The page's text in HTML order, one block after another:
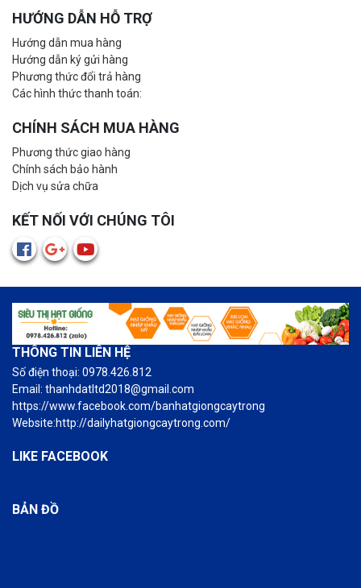
HƯỚNG DẪN HỖ TRỢ
Hướng dẫn mua hàng
Hướng dẫn ký gửi hàng
Phương thức đổi trả hàng
Các hình thức thanh toán:
CHÍNH SÁCH MUA HÀNG
Phương thức giao hàng
Chính sách bảo hành
Dịch vụ sửa chữa
KẾT NỐI VỚI CHÚNG TÔI
THÔNG TIN LIÊN HỆ
Số điện thoại: 0978.426.812
Email: thanhdatltd2018@gmail.com
https://www.facebook.com/banhatgiongcaytrong
Website:http://dailyhatgiongcaytrong.com/
LIKE FACEBOOK
BẢN ĐỒ